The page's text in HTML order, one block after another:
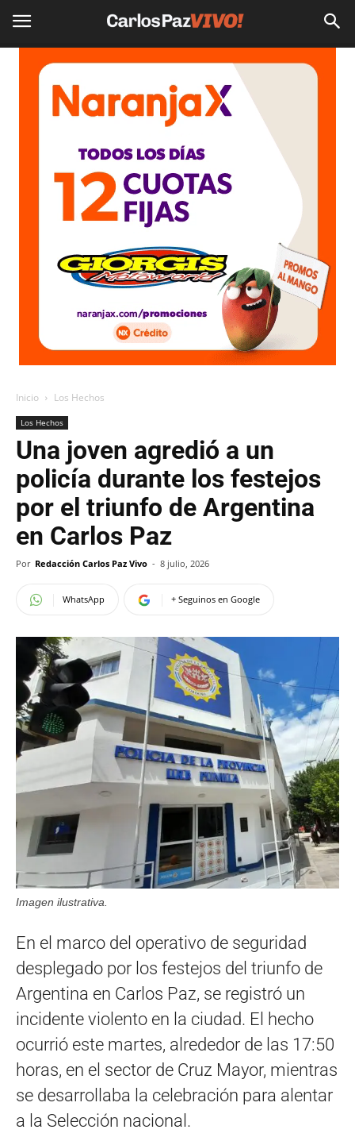
Inicio Los Hechos
Los Hechos
Una joven agredió a un
policía durante los festejos
por el triunfo de Argentina
en Carlos Paz
Por Redacción Carlos Paz Vivo - 8 julio, 2026
WhatsApp + Seguinos en Google
Imagen ilustrativa.
En el marco del operativo de seguridad
desplegado por los festejos del triunfo de
Argentina en Carlos Paz, se registró un
incidente violento en la ciudad. El hecho
ocurrió este martes, alrededor de las 17:50
horas, en el sector de Cruz Mayor, mientras
se desarrollaba la celebración para alentar
a la Selección nacional.